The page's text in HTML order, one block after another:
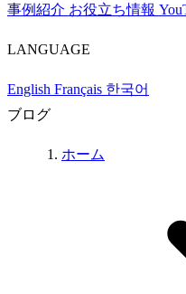
事例紹介 お役立ち情報
LANGUAGE
English Français 한국어
ブログ
ホーム